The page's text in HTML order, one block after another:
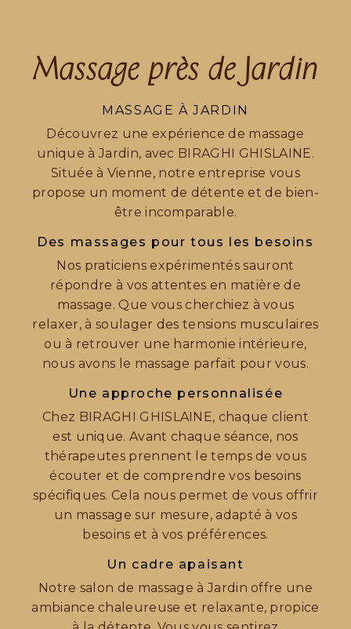
Massage près de Jardin
MASSAGE À JARDIN
Découvrez une expérience de massage
unique à Jardin, avec BIRAGHI GHISLAINE.
Située à Vienne, notre entreprise vous
propose un moment de détente et de bien-
être incomparable.
Des massages pour tous les besoins
Nos praticiens expérimentés sauront
répondre à vos attentes en matière de
massage. Que vous cherchiez à vous
relaxer, à soulager des tensions musculaires
ou à retrouver une harmonie intérieure,
nous avons le massage parfait pour vous.
Une approche personnalisée
Chez BIRAGHI GHISLAINE, chaque client
est unique. Avant chaque séance, nos
thérapeutes prennent le temps de vous
écouter et de comprendre vos besoins
spécifiques. Cela nous permet de vous offrir
un massage sur mesure, adapté à vos
besoins et à vos préférences.
Un cadre apaisant
Notre salon de massage à Jardin offre une
ambiance chaleureuse et relaxante, propice